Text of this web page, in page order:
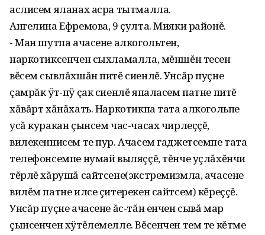
аслисем яланах асра тытмалла.
Ангелина Ефремова, 9 çулта. Мияки районĕ.
- Ман шутпа ачасене алкогольтен,
наркотиксенчен сыхламалла, мĕншĕн тесен
вĕсем сывлăхшăн питĕ сиенлĕ. Унсăр пуçне
çамрăк ÿт-пÿ çак сиенлĕ япаласем патне питĕ
хăвăрт хăнăхать. Наркотикпа тата алкогольпе
усă куракан çынсем час-часах чирлеççĕ,
вилекеннисем те пур. Ачасем гаджетсемпе тата
телефонсемпе нумай выляççĕ, тĕнче уçлăхĕнчи
тĕрлĕ хăрушă сайтсене(экстремизмла, ачасене
вилĕм патне илсе çитерекен сайтсем) кĕреççĕ.
Унсăр пуçне ачасене ăс-тăн енчен сывă мар
çынсенчен хÿтĕлемелле. Вĕсенчен тем те кĕтме